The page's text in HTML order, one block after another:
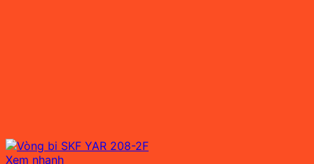
Xem nhanh